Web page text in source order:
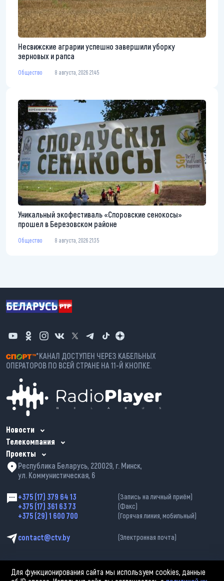
Несвижские аграрии успешно завершили уборку
зерновых и рапса
Общество 8 августа, 2026 21:45
Уникальный экофестиваль «Споровские сенокосы»
прошел в Березовском районе
Общество 8 августа, 2026 21:35
*КАНАЛ ДОСТУПЕН ЧЕРЕЗ КАБЕЛЬНЫХ
ОПЕРАТОРОВ ПО ВСЕЙ СТРАНЕ НА 11-Й КНОПКЕ.
Новости
Телекомпания
Проекты
Республика Беларусь, 220029, г. Минск,
ул. Коммунистическая, 6
+375 (17) 379 64 13 (Запись на личный приём)
+375 (17) 361 63 73 (Факс)
+375 (29) 1 600 700 (Горячая линия, мобильный)
contact@ctv.by (Электронная почта)
Для функционирования сайта мы используем cookies, данные